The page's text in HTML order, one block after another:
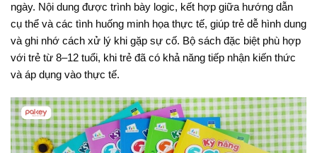
ngày. Nội dung được trình bày logic, kết hợp giữa hướng dẫn
cụ thể và các tình huống minh họa thực tế, giúp trẻ dễ hình dung
và ghi nhớ cách xử lý khi gặp sự cố. Bộ sách đặc biệt phù hợp
với trẻ từ 8–12 tuổi, khi trẻ đã có khả năng tiếp nhận kiến thức
và áp dụng vào thực tế.